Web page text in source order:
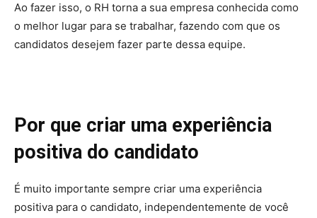
Ao fazer isso, o RH torna a sua empresa conhecida como
o melhor lugar para se trabalhar, fazendo com que os
candidatos desejem fazer parte dessa equipe.
Por que criar uma experiência
positiva do candidato
É muito importante sempre criar uma experiência
positiva para o candidato, independentemente de você